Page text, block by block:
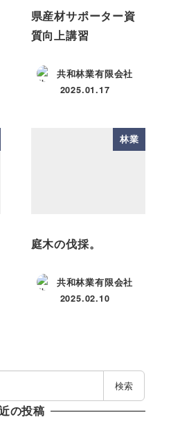
県産材サポーター資
質向上講習
共和林業有限会社
投稿日
2025.01.17
林業
庭木の伐採。
共和林業有限会社
投稿日
2025.02.10
検索
の投稿